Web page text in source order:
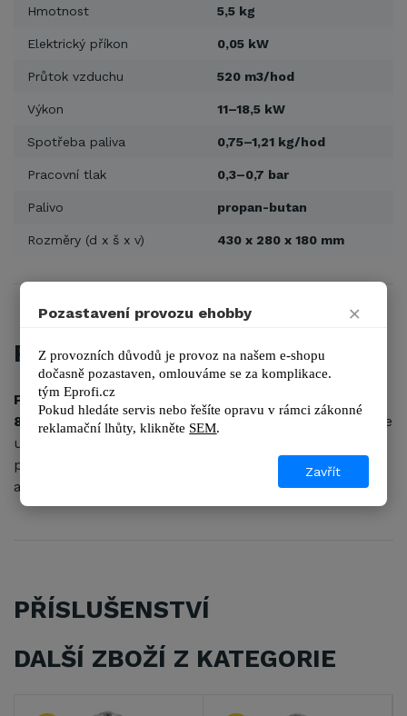
Hmotnost 5,5 kg
Elektrický příkon 0,05 kW
Průtok vzduchu 520 m3/hod
Výkon 11–18,5 kW
Spotřeba paliva 0,75–1,21 kg/hod
Pracovní tlak 0,3–0,7 bar
Palivo propan-butan
Rozměry (d x š x v) 430 x 280 x 180 mm
POPIS
Plynové topidlo
80M
s plynulou regulací výkonu 11 - 18,5 kW nalezne
uplatnění především na středně velkých stavbách, v
provozních či skladových halách nebo například v
autodílnách.
PŘÍSLUŠENSTVÍ
DALŠÍ ZBOŽÍ Z KATEGORIE
Pozastavení provozu ehobby ×
Z provozních důvodů je provoz na našem e-shopu
dočasně pozastaven, omlouváme se za komplikace.
tým Eprofi.cz
Pokud hledáte servis nebo řešíte opravu v rámci zákonné
reklamační lhůty, klikněte SEM.
Zavřít